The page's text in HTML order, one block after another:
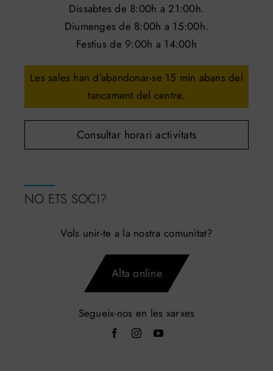
Dissabtes de 8:00h a 21:00h.
Diumenges de 8:00h a 15:00h.
Festius de 9:00h a 14:00h
Les sales han d’abandonar-se 15 min abans del
tancament del centre.
Consultar horari activitats
NO ETS SOCI?
Vols unir-te a la nostra comunitat?
Alta online
Segueix-nos en les xarxes